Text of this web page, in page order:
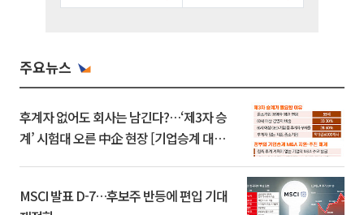
주요뉴스
후계자 없어도 회사는 남긴다?…‘제3자 승
계’ 시험대 오른 中企 현장 [기업승계 대전
MSCI 발표 D-7…후보주 반등에 편입 기대